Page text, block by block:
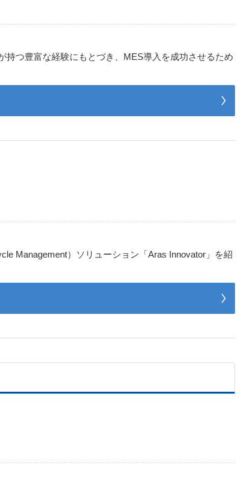
つ豊富な経験にもとづき、MES導入を成功させるため
Management）ソリューション「Aras Innovator」を紹